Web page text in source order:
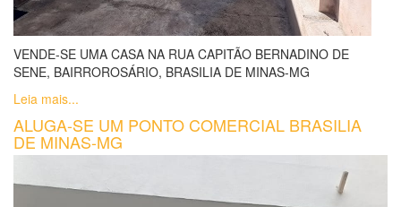
VENDE-SE UMA CASA NA RUA CAPITÃO BERNADINO DE
SENE, BAIRROROSÁRIO, BRASILIA DE MINAS-MG
Leia mais...
ALUGA-SE UM PONTO COMERCIAL BRASILIA
DE MINAS-MG